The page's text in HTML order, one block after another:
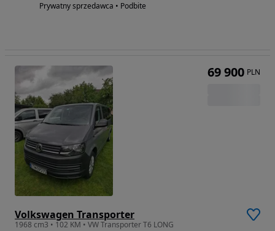
Prywatny sprzedawca • Podbite
Volkswagen Transporter
1968 cm3 • 102 KM • VW Transporter T6 LONG
69 900 PLN